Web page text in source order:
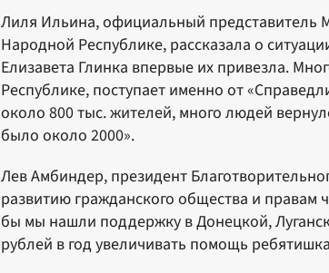
Лиля Ильина, официальный представитель
Народной Республике, рассказала о
Елизавета Глинка впервые их привезла.
Республике, поступает именно от
около 800 тыс. жителей, много людей
было около 2000».
Лев Амбиндер, президент
развитию гражданского общества и правам
бы мы нашли поддержку в Донецкой,
рублей в год увеличивать помощь